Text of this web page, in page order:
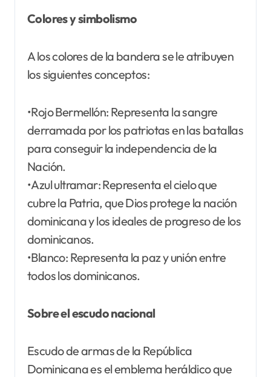
Colores y simbolismo
A los colores de la bandera se le atribuyen
los siguientes conceptos:
•Rojo Bermellón: Representa la sangre
derramada por los patriotas en las batallas
para conseguir la independencia de la
Nación.
•Azul ultramar: Representa el cielo que
cubre la Patria, que Dios protege la nación
dominicana y los ideales de progreso de los
dominicanos.
•Blanco: Representa la paz y unión entre
todos los dominicanos.
Sobre el escudo nacional
Escudo de armas de la República
Dominicana es el emblema heráldico que